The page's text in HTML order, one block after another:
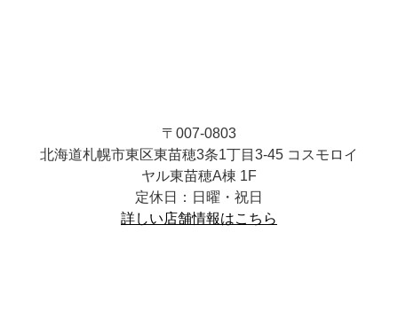
〒007-0803
北海道札幌市東区東苗穂3条1丁目3-45 コスモロイ
ヤル東苗穂A棟 1F
定休日：日曜・祝日
詳しい店舗情報はこちら